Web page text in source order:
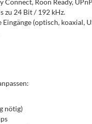
Roon Ready,
zu 24 Bit / 192 kHz.
(optisch, koaxial,
nötig)